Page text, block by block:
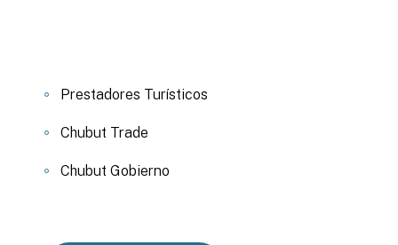
Prestadores Turísticos
Chubut Trade
Chubut Gobierno